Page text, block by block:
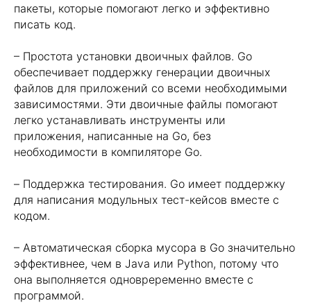
пакеты, которые помогают легко и эффективно
писать код.
– Простота установки двоичных файлов. Go
обеспечивает поддержку генерации двоичных
файлов для приложений со всеми необходимыми
зависимостями. Эти двоичные файлы помогают
легко устанавливать инструменты или
приложения, написанные на Go, без
необходимости в компиляторе Go.
– Поддержка тестирования. Go имеет поддержку
для написания модульных тест-кейсов вместе с
кодом.
– Автоматическая сборка мусора в Go значительно
эффективнее, чем в Java или Python, потому что
она выполняется одновреременно вместе с
программой.